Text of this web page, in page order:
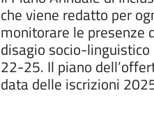
che viene redatto per
monitorare le presenze
disagio socio-linguistico
22-25. Il piano
data delle iscrizioni